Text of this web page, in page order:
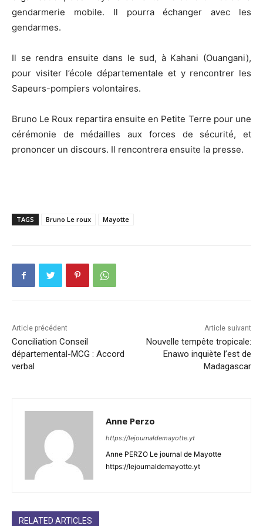
gendarmerie mobile. Il pourra échanger avec les
gendarmes.
Il se rendra ensuite dans le sud, à Kahani (Ouangani),
pour visiter l’école départementale et y rencontrer les
Sapeurs-pompiers volontaires.
Bruno Le Roux repartira ensuite en Petite Terre pour une
cérémonie de médailles aux forces de sécurité, et
prononcer un discours. Il rencontrera ensuite la presse.
TAGS Bruno Le roux Mayotte
Article précédent
Conciliation Conseil
départemental-MCG : Accord
verbal
Article suivant
Nouvelle tempête tropicale:
Enawo inquiète l’est de
Madagascar
Anne Perzo
https://lejournaldemayotte.yt
Anne PERZO Le journal de Mayotte
https://lejournaldemayotte.yt
RELATED ARTICLES